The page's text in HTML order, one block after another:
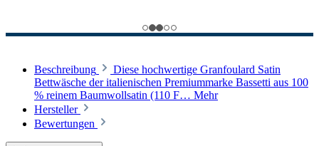
Beschreibung
Diese hochwertige Granfoulard Satin
Bettwäsche der italienischen Premiummarke Bassetti aus 100
% reinem Baumwollsatin (110 F… Mehr
Hersteller
Bewertungen